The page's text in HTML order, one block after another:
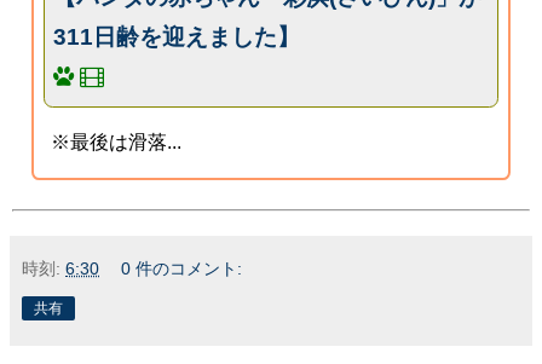
311日齢を迎えました】
※最後は滑落...
時刻: 6:30 0 件のコメント:
共有